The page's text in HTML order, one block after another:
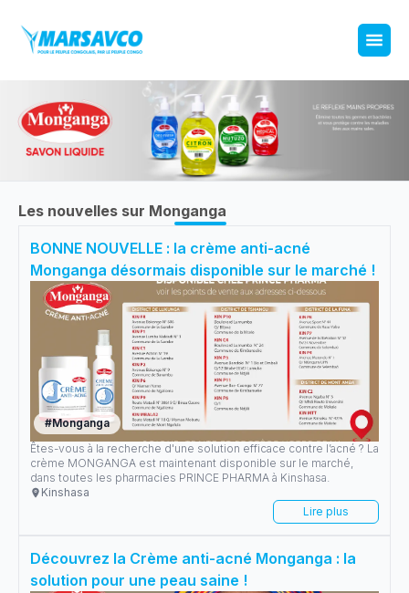
Les nouvelles sur Monganga
BONNE NOUVELLE : la crème anti-acné
Monganga désormais disponible sur le marché !
#Monganga
Êtes-vous à la recherche d'une solution efficace contre l’acné ? La
crème MONGANGA est maintenant disponible sur le marché,
dans toutes les pharmacies PRINCE PHARMA à Kinshasa.
Kinshasa
Lire plus
Découvrez la Crème anti-acné Monganga : la
solution pour une peau saine !